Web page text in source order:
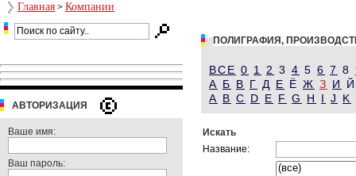
Главная > Компании
АВТОРИЗАЦИЯ
Ваше имя:
Ваш пароль:
ПОЛИГРАФИЯ,
ВСЕ 0 1 2 3 4 5 6 7 8
А Б В Г Д Е Ё Ж З И
A B C D E F G H I J K
Искать
Название: